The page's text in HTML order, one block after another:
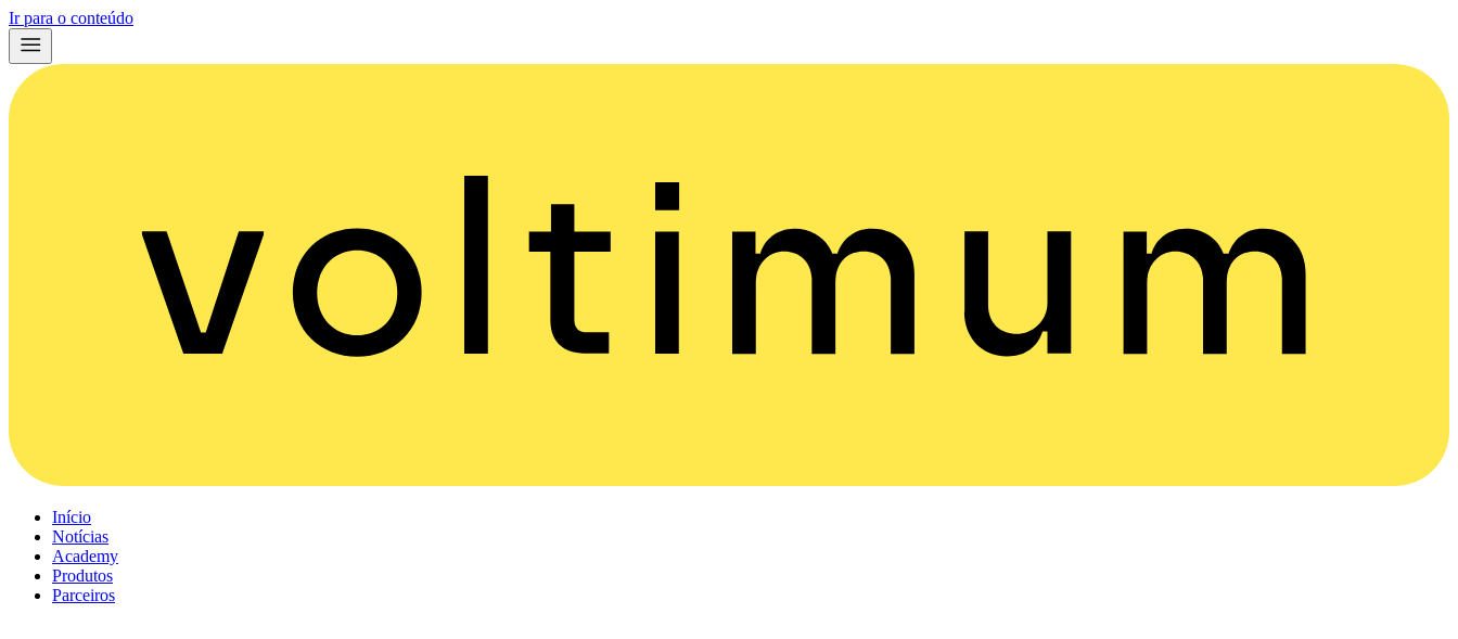
Ir para o conteúdo
Início
Notícias
Academy
Produtos
Parceiros